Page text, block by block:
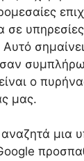
σε
σαν
ο
μας.
μια